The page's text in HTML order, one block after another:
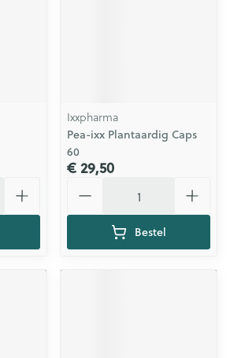
Ixxpharma
Pea-ixx Plantaardig Caps
60
€ 29,50
Bestel